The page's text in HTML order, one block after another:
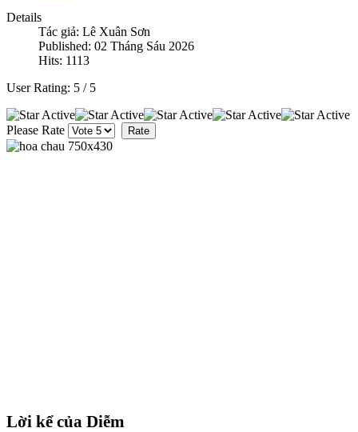
Details
Tác giả: Lê Xuân Sơn
Published: 02 Tháng Sáu 2026
Hits: 1113
User Rating: 5 / 5
Please Rate
Lời kể của Diễm